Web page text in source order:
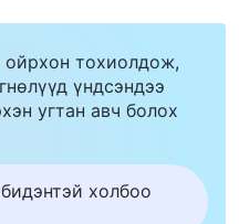
тохиолдож,
үндсэндээ
угтан авч болох
холбоо